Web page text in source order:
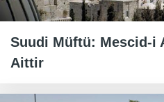
Suudi Müftü: Mescid-i
Aittir